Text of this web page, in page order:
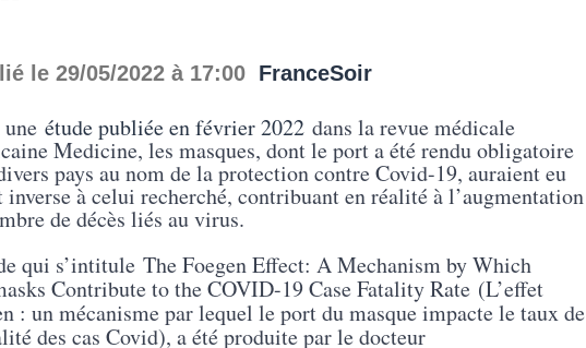
le 29/05/2022 à 17:00 FranceSoir
étude publiée en février 2022 dans la revue médicale
Medicine, les masques, dont le port a été rendu obligatoire
pays au nom de la protection contre Covid-19, auraient eu
inverse à celui recherché, contribuant en réalité à l’augmentation
de décès liés au virus.
qui s’intitule The Foegen Effect: A Mechanism by Which
Contribute to the COVID-19 Case Fatality Rate (L’effet
: un mécanisme par lequel le port du masque impacte le taux de
des cas Covid), a été produite par le docteur